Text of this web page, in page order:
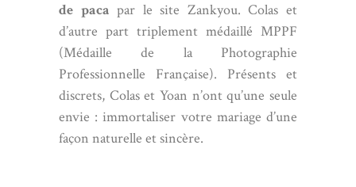
de paca par le site Zankyou. Colas et
d’autre part triplement médaillé MPPF
(Médaille de la Photographie
Professionnelle Française). Présents et
discrets, Colas et Yoan n’ont qu’une seule
envie : immortaliser votre mariage d’une
façon naturelle et sincère.